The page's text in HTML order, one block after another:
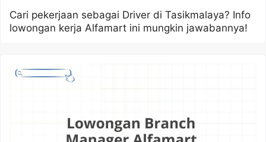
Cari pekerjaan sebagai Driver di Tasikmalaya? Info
lowongan kerja Alfamart ini mungkin jawabannya!